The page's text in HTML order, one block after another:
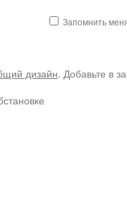
Запомнить
дизайн. Добавьте в